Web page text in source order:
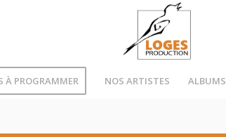
À PROGRAMMER NOS ARTISTES ALBUMS